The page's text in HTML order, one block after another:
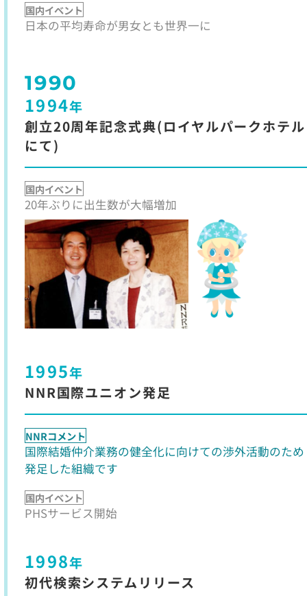
国内イベント
日本の平均寿命が男女とも世界一に
1990
1994年
創立20周年記念式典(ロイヤルパークホテル
にて)
国内イベント
20年ぶりに出生数が大幅増加
1995年
NNR国際ユニオン発足
NNRコメント
国際結婚仲介業務の健全化に向けての渉外活動のため
発足した組織です
国内イベント
PHSサービス開始
1998年
初代検索システムリリース